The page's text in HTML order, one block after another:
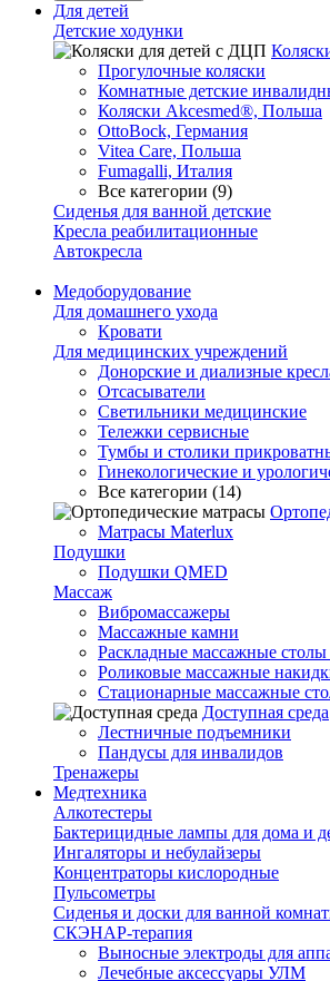
Для детей
Детские ходунки
Прогулочные коляски
Комнатные детские
Коляски Akcesmed®, Польша
OttoBock, Германия
Vitea Care, Польша
Fumagalli, Италия
Все категории (9)
Сиденья для ванной детские
Кресла реабилитационные
Автокресла
Медоборудование
Для домашнего ухода
Кровати
Для медицинских учреждений
Донорские и диализные
Отсасыватели
Светильники медицинские
Тележки сервисные
Тумбы и столики
Гинекологические и
Все категории (14)
Матрасы Materlux
Подушки
Подушки QMED
Массаж
Вибромассажеры
Массажные камни
Раскладные массажные столы
Роликовые массажные
Стационарные массажные
Доступная среда
Лестничные подъемники
Пандусы для инвалидов
Тренажеры
Mедтехника
Алкотестеры
Бактерицидные лампы для дома и
Ингаляторы и небулайзеры
Концентраторы кислородные
Пульсометры
Сиденья и доски для ванной
СКЭНАР-терапия
Выносные электроды для
Лечебные аксессуары УЛМ